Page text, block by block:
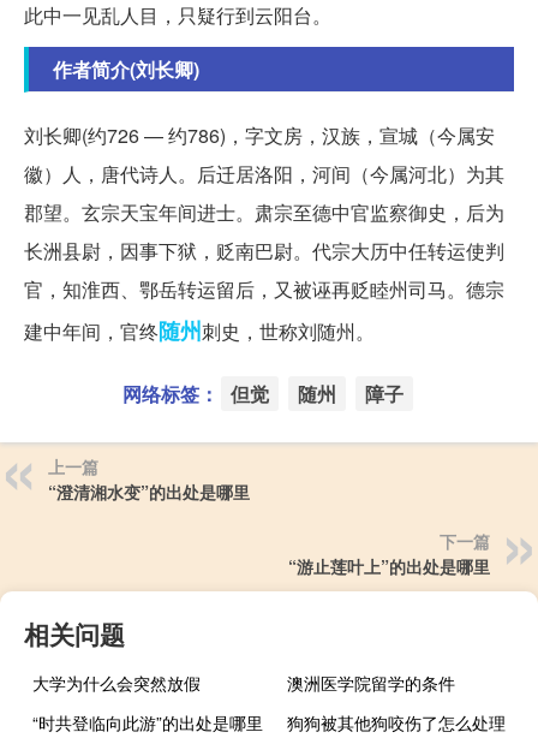
此中一见乱人目，只疑行到云阳台。
作者简介(刘长卿)
刘长卿(约726 — 约786)，字文房，汉族，宣城（今属安
徽）人，唐代诗人。后迁居洛阳，河间（今属河北）为其
郡望。玄宗天宝年间进士。肃宗至德中官监察御史，后为
长洲县尉，因事下狱，贬南巴尉。代宗大历中任转运使判
官，知淮西、鄂岳转运留后，又被诬再贬睦州司马。德宗
建中年间，官终随州刺史，世称刘随州。
网络标签： 但觉 随州 障子
上一篇
“澄清湘水变”的出处是哪里
下一篇
“游止莲叶上”的出处是哪里
相关问题
大学为什么会突然放假
澳洲医学院留学的条件
“时共登临向此游”的出处是哪里
狗狗被其他狗咬伤了怎么处理